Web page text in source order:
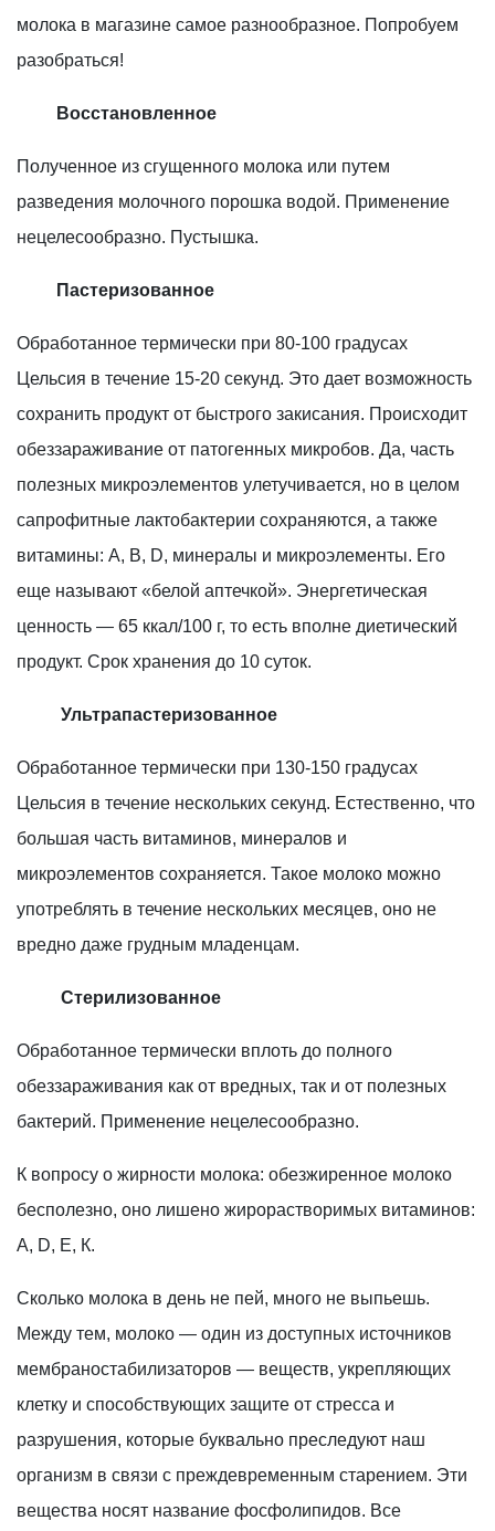
молока в магазине самое разнообразное. Попробуем
разобраться!
Восстановленное
Полученное из сгущенного молока или путем
разведения молочного порошка водой. Применение
нецелесообразно. Пустышка.
Пастеризованное
Обработанное термически при 80-100 градусах
Цельсия в течение 15-20 секунд. Это дает возможность
сохранить продукт от быстрого закисания. Происходит
обеззараживание от патогенных микробов. Да, часть
полезных микроэлементов улетучивается, но в целом
сапрофитные лактобактерии сохраняются, а также
витамины: А, В, D, минералы и микроэлементы. Его
еще называют «белой аптечкой». Энергетическая
ценность — 65 ккал/100 г, то есть вполне диетический
продукт. Срок хранения до 10 суток.
Ультрапастеризованное
Обработанное термически при 130-150 градусах
Цельсия в течение нескольких секунд. Естественно, что
большая часть витаминов, минералов и
микроэлементов сохраняется. Такое молоко можно
употреблять в течение нескольких месяцев, оно не
вредно даже грудным младенцам.
Стерилизованное
Обработанное термически вплоть до полного
обеззараживания как от вредных, так и от полезных
бактерий. Применение нецелесообразно.
К вопросу о жирности молока: обезжиренное молоко
бесполезно, оно лишено жирорастворимых витаминов:
А, D, Е, К.
Сколько молока в день не пей, много не выпьешь.
Между тем, молоко — один из доступных источников
мембраностабилизаторов — веществ, укрепляющих
клетку и способствующих защите от стресса и
разрушения, которые буквально преследуют наш
организм в связи с преждевременным старением. Эти
вещества носят название фосфолипидов. Все